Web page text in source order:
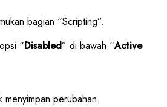
bagian “Scripting”.
“Disabled” di bawah “Active
menyimpan perubahan.